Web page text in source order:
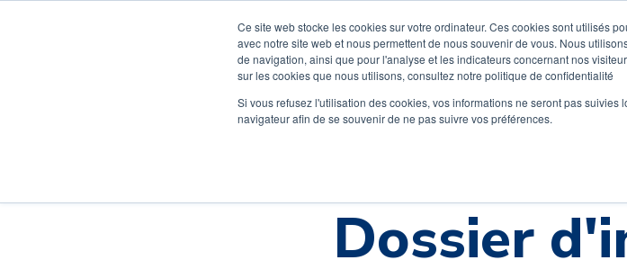
Ce site web stocke les cookies sur votre ordinateur. Ces cookies sont utilisés
avec notre site web et nous permettent de nous souvenir de vous. Nous
de navigation, ainsi que pour l'analyse et les indicateurs concernant nos
sur les cookies que nous utilisons, consultez notre politique de confidentialité
Si vous refusez l'utilisation des cookies, vos informations ne seront pas
navigateur afin de se souvenir de ne pas suivre vos préférences.
Rentrée 2026
Dossier